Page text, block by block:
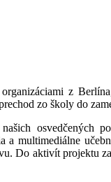
z
zo školy do
osvedčených
a multimediálne
Do aktivít projektu